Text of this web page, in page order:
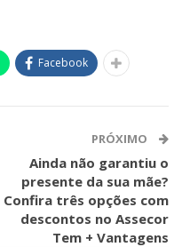
Facebook
PRÓXIMO
Ainda não garantiu o
presente da sua mãe?
Confira três opções com
descontos no Assecor
Tem + Vantagens